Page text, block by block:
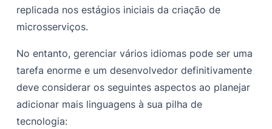
replicada nos estágios iniciais da criação de
microsserviços.
No entanto, gerenciar vários idiomas pode ser uma
tarefa enorme e um desenvolvedor definitivamente
deve considerar os seguintes aspectos ao planejar
adicionar mais linguagens à sua pilha de
tecnologia: